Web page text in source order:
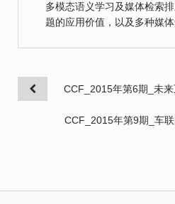
多模态语义学习及媒体检索
题的应用价值，以及多种媒
CCF_2015年第6期_未
CCF_2015年第9期_车